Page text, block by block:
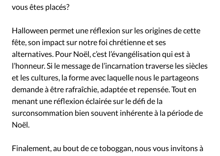
vous êtes placés?
Halloween permet une réflexion sur les origines de cette
fête, son impact sur notre foi chrétienne et ses
alternatives. Pour Noël, c’est l’évangélisation qui est à
l’honneur. Si le message de l’incarnation traverse les siècles
et les cultures, la forme avec laquelle nous le partageons
demande à être rafraîchie, adaptée et repensée. Tout en
menant une réflexion éclairée sur le défi de la
surconsommation bien souvent inhérente à la période de
Noël.
Finalement, au bout de ce toboggan, nous vous invitons à